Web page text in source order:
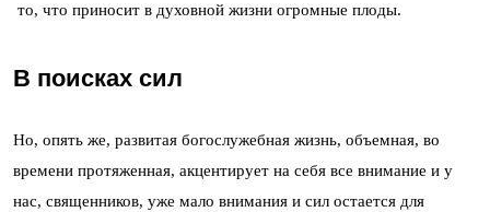
то, что приносит в духовной жизни огромные плоды.
В поисках сил
Но, опять же, развитая богослужебная жизнь, объемная, во
времени протяженная, акцентирует на себя все внимание и у
нас, священников, уже мало внимания и сил остается для